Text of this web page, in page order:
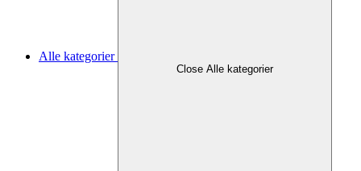
Alle kategorier
Close Alle kategorier